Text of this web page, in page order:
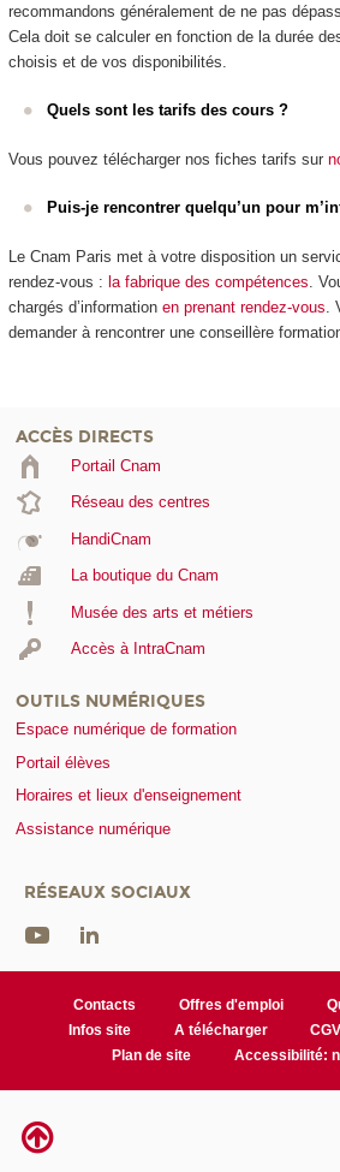
recommandons généralement de ne pas
Cela doit se calculer en fonction de la durée
choisis et de vos disponibilités.
Quels sont les tarifs des cours ?
Vous pouvez télécharger nos fiches tarifs sur
Puis-je rencontrer quelqu’un pour
Le Cnam Paris met à votre disposition un
rendez-vous : la fabrique des compétences .
chargés d’information en prenant rendez-vous
demander à rencontrer une conseillère
ACCÈS DIRECTS
Portail Cnam
Réseau des centres
HandiCnam
La boutique du Cnam
Musée des arts et métiers
Accès à IntraCnam
OUTILS NUMÉRIQUES
Espace numérique de formation
Portail élèves
Horaires et lieux d'enseignement
Assistance numérique
RÉSEAUX SOCIAUX
Contacts Offres d'emploi
Infos site
A télécharger CGV
Plan de site
Accessibilité: